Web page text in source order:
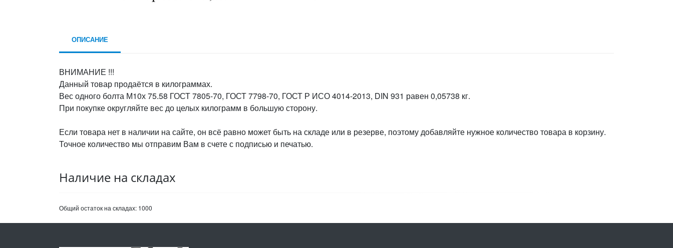
ОПИСАНИЕ
ВНИМАНИЕ !!!
Данный товар продаётся в килограммах.
Вес одного болта М10х 75.58 ГОСТ 7805-70, ГОСТ 7798-70, ГОСТ Р ИСО 4014-2013, DIN 931 равен 0,05738 кг.
При покупке округляйте вес до целых килограмм в большую сторону.
Если товара нет в наличии на сайте, он всё равно может быть на складе или в резерве, поэтому добавляйте нужное количество товара в корзину.
Точное количество мы отправим Вам в счете с подписью и печатью.
Наличие на складах
Общий остаток на складах: 1000